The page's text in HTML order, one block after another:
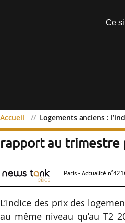
Accueil Logements anciens :
Logements anciens :
rapport au trimestre
Paris - Actualité
L’indice des prix des
au même niveau qu’au T2
Ce